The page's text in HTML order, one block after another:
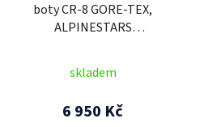
boty CR-8 GORE-TEX,
ALPINESTARS
skladem
6 950 Kč